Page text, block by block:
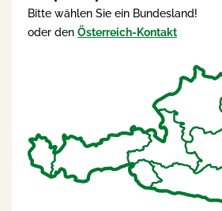
Bitte wählen Sie ein Bundesland!
oder den Österreich-Kontakt